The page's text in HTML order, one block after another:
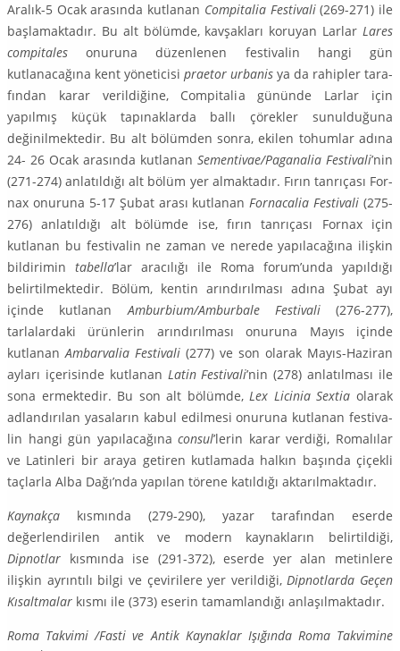
Aralık-5 Ocak arasında kutlanan Compitalia Festivali(269-271) ile
başlamaktadır. Bu alt bölümde, kavşakları koruyan Larlar Lares
compitales onuruna düzenlenen festivalin hangi gün
kutlanacağına kent yöneticisi praetor urbanis ya da rahipler tara­
fından karar verildiğine, Compitalia gününde Larlar için
yapılmış küçük tapı­naklarda ballı çörekler sunulduğuna
değinilmektedir. Bu alt bölümden sonra, ekilen tohumlar adına
24- 26 Ocak arasında kutlanan Sementivae/Paganalia Festivali’nin
(271-274) anlatıldığı alt bölüm yer almaktadır. Fırın tanrıçası For­
nax onuruna 5-17 Şubat arası kutlananFornacalia Festivali (275-
276) anlatıl­dığı alt bölümde ise, fırın tanrıçası Fornax için
kutlanan bu festivalin ne za­man ve nerede yapılacağına ilişkin
bildirimin tabella’lar aracılığı ile Roma fo­rum’unda yapıldığı
belirtilmektedir. Bölüm, kentin arındırılması adına Şubat ayı
içinde kutlananAmburbium/Amburbale Festivali(276-277),
tarlalardaki ürünlerin arındırılması onuruna Mayıs içinde
kutlananAmbarvalia Festivali (277) ve son olarak Mayıs-Haziran
ayları içerisinde kutlanan Latin Festi­vali’nin (278) anlatılması ile
sona ermektedir. Bu son alt bölümde,Lex Licinia Sextia olarak
adlandırılan yasaların kabul edilmesi onuruna kutlanan festiva­
lin hangi gün yapılacağınaconsul’lerin karar verdiği, Romalılar
ve Latinleri bir araya getiren kutlamada halkın başında çiçekli
taçlarla Alba Dağı’nda yapılan törene katıldığı aktarılmaktadır.
Kaynakça kısmında (279-290), yazar tarafından eserde
değerlendirilen antik ve modern kaynakların belirtildiği,
Dipnotlar kısmında ise (291-372), eserde yer alan metinlere
ilişkin ayrıntılı bilgi ve çevirilere yer verildiği,Dip­notlarda Geçen
Kısaltmalar kısmı ile (373) eserin tamamlandığı anlaşılmak­tadır.
Roma Takvimi /Fasti ve Antik Kaynaklar Işığında Roma Takvimine